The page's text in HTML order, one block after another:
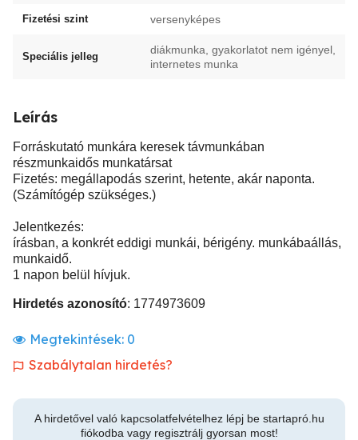
Fizetési szint versenyképes
Speciális jelleg
diákmunka, gyakorlatot nem igényel,
internetes munka
Leírás
Forráskutató munkára keresek távmunkában
részmunkaidős munkatársat
Fizetés: megállapodás szerint, hetente, akár naponta.
(Számítógép szükséges.)
Jelentkezés:
írásban, a konkrét eddigi munkái, bérigény. munkábaállás,
munkaidő.
1 napon belül hívjuk.
Hirdetés azonosító: 1774973609
Megtekintések: 0
Szabálytalan hirdetés?
A hirdetővel való kapcsolatfelvételhez lépj be startapró.hu
fiókodba vagy regisztrálj gyorsan most!